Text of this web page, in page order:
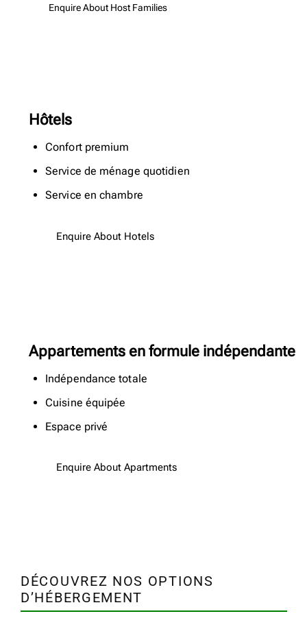
Enquire About Host Families
Hôtels
Confort premium
Service de ménage quotidien
Service en chambre
Enquire About Hotels
Appartements en formule indépendante
Indépendance totale
Cuisine équipée
Espace privé
Enquire About Apartments
DÉCOUVREZ NOS OPTIONS
D’HÉBERGEMENT